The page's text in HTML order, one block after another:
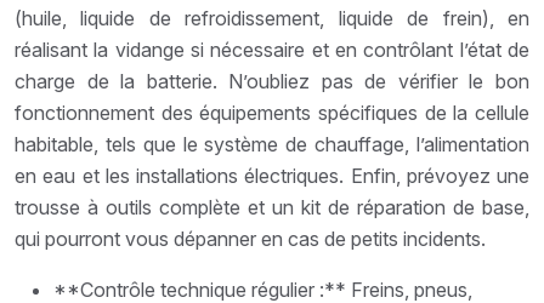
(huile, liquide de refroidissement, liquide de frein), en
réalisant la vidange si nécessaire et en contrôlant l’état de
charge de la batterie. N’oubliez pas de vérifier le bon
fonctionnement des équipements spécifiques de la cellule
habitable, tels que le système de chauffage, l’alimentation
en eau et les installations électriques. Enfin, prévoyez une
trousse à outils complète et un kit de réparation de base,
qui pourront vous dépanner en cas de petits incidents.
**Contrôle technique régulier :** Freins, pneus,